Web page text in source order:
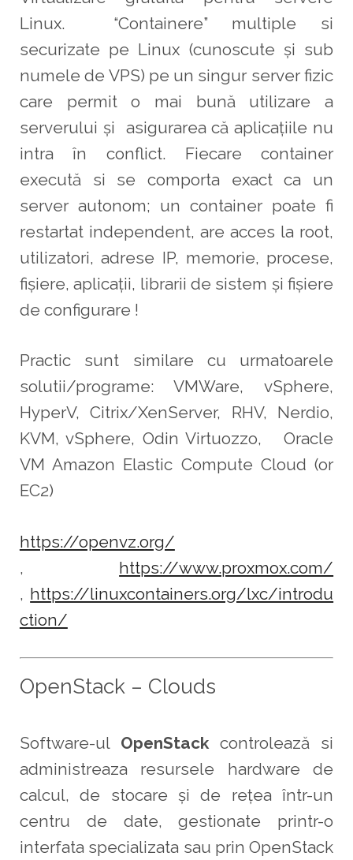
Linux. “Containere” multiple si
securizate pe Linux (cunoscute și sub
numele de VPS) pe un singur server fizic
care permit o mai bună utilizare a
serverului și asigurarea că aplicațiile nu
intra în conflict. Fiecare container
execută si se comporta exact ca un
server autonom; un container poate fi
restartat independent, are acces la root,
utilizatori, adrese IP, memorie, procese,
fișiere, aplicații, librarii de sistem și fișiere
de configurare !
Practic sunt similare cu urmatoarele
solutii/programe: VMWare, vSphere,
HyperV, Citrix/XenServer, RHV, Nerdio,
KVM, vSphere, Odin Virtuozzo, Oracle
VM Amazon Elastic Compute Cloud (or
EC2)
https://openvz.org/
, https://www.proxmox.com/
, https://linuxcontainers.org/lxc/introdu
ction/
OpenStack – Clouds
Software-ul OpenStackcontrolează si
administreaza resursele hardware de
calcul, de stocare și de rețea într-un
centru de date, gestionate printr-o
interfata specializata sau prin OpenStack